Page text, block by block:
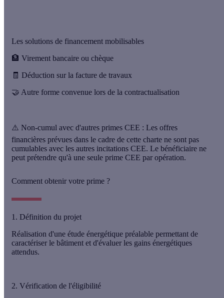
Les solutions de financement mobilisables
🏦 Virement bancaire ou chèque
🧾 Déduction sur la facture de travaux
🤝 Autre forme convenue lors de la contractualisation
⚠️ Non-cumul avec d'autres primes CEE : Les offres
financières prévues dans le cadre de cette charte ne sont pas
cumulables avec les autres incitations CEE. Le bénéficiaire ne
peut prétendre qu'à une seule prime CEE par opération.
Comment obtenir votre prime ?
1. Définition du projet
Réalisation d'une étude énergétique préalable permettant de
caractériser le bâtiment et d'évaluer les gains énergétiques
attendus.
2. Vérification de l'éligibilité